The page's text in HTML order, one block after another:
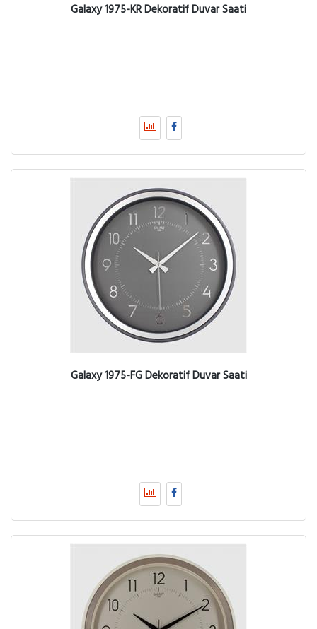
Galaxy 1975-KR Dekoratif Duvar Saati
Galaxy 1975-FG Dekoratif Duvar Saati